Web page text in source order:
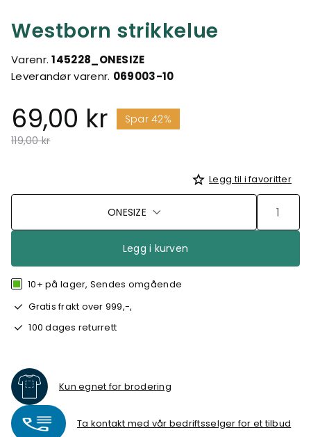
Westborn strikkelue
Varenr.145228_ONESIZE
Leverandør varenr. 069003-10
69,00 kr
Spar 42%
Pris redusert fra
119,00 krtil
Legg til i favoritter
ONESIZE
Legg i kurven
10+ på lager, Sendes omgående
Gratis frakt over 999,-,
100 dages returrett
Kun egnet for brodering
Ta kontakt med vår bedriftsselger for et tilbud